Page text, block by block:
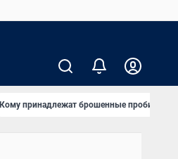
Кому принадлежат брошенные пробирки?